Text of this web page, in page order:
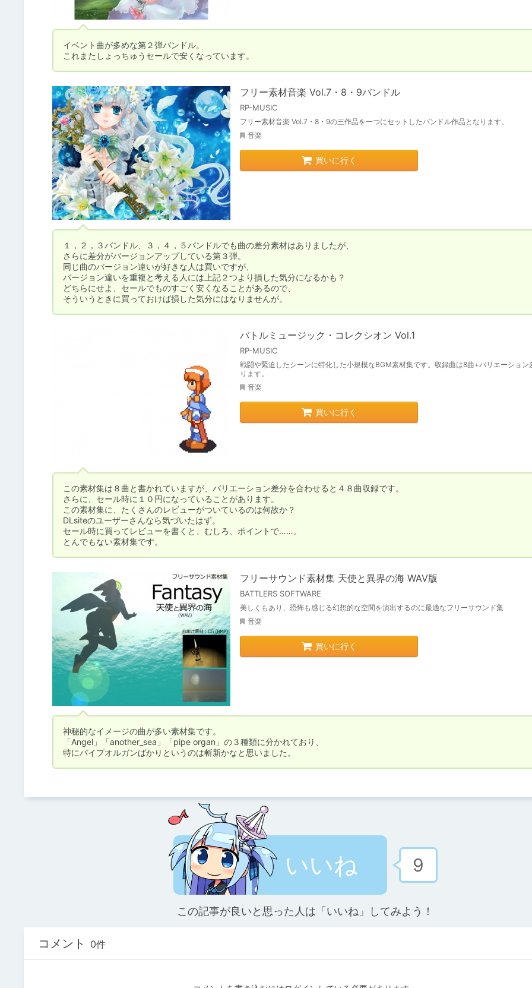
イベント曲が多めな第２弾バンドル。
これまたしょっちゅうセールで安くなっています。
フリー素材音楽 Vol.7・8・9バンドル
RP-MUSIC
フリー素材音楽 Vol.7・8・9の三作品を一つにセットしたバンドル作品となります。
音楽
買いに行く
１，２，３バンドル、３，４，５バンドルでも曲の差分素材はありましたが、
さらに差分がバージョンアップしている第３弾。
同じ曲のバージョン違いが好きな人は買いですが、
バージョン違いを重複と考える人には上記２つより損した気分になるかも？
どちらにせよ、セールでものすごく安くなることがあるので、
そういうときに買っておけば損した気分にはなりませんが。
バトルミュージック・コレクシオン Vol.1
RP-MUSIC
戦闘や緊迫したシーンに特化した小規模なBGM素材集です。収録曲は8曲+バリエーション
ります。
音楽
買いに行く
この素材集は８曲と書かれていますが、バリエーション差分を合わせると４８曲収録です。
さらに、セール時に１０円になっていることがあります。
この素材集に、たくさんのレビューがついているのは何故か？
DLsiteのユーザーさんなら気づいたはず。
セール時に買ってレビューを書くと、むしろ、ポイントで……。
とんでもない素材集です。
フリーサウンド素材集 天使と異界の海 WAV版
BATTLERS SOFTWARE
美しくもあり、恐怖も感じる幻想的な空間を演出するのに最適なフリーサウンド集
音楽
買いに行く
神秘的なイメージの曲が多い素材集です。
「Angel」「another_sea」「pipe organ」の３種類に分かれており、
特にパイプオルガンばかりというのは斬新かなと思いました。
いいね 9
この記事が良いと思った人は「いいね」してみよう！
コメント 0件